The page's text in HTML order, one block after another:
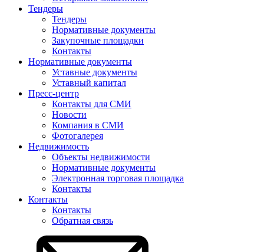
Тендеры
Тендеры
Нормативные документы
Закупочные площадки
Контакты
Нормативные документы
Уставные документы
Уставный капитал
Пресс-центр
Контакты для СМИ
Новости
Компания в СМИ
Фотогалерея
Недвижимость
Объекты недвижимости
Нормативные документы
Электронная торговая площадка
Контакты
Контакты
Контакты
Обратная связь